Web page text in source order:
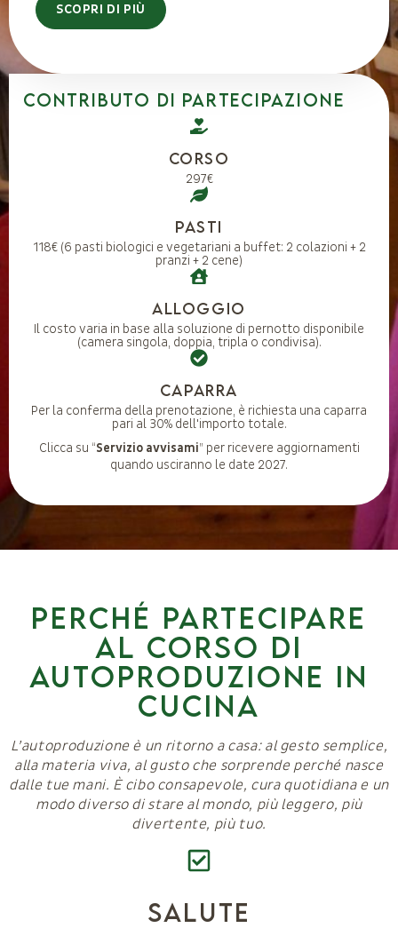
Contributo di partecipazione
Corso
297€
Pasti
118€ (6 pasti biologici e vegetariani a buffet: 2 colazioni + 2
pranzi + 2 cene)
Alloggio
Il costo varia in base alla soluzione di pernotto disponibile
(camera singola, doppia, tripla o condivisa).
CAPARRA
Per la conferma della prenotazione, è richiesta una caparra
pari al 30% dell'importo totale.
Clicca su “Servizio avvisami” per ricevere aggiornamenti
quando usciranno le date 2027.
SCOPRI DI PIÙ
Perché partecipare
al corso di
autoproduzione in
cucina
L’autoproduzione è un ritorno a casa: al gesto semplice,
alla materia viva, al gusto che sorprende perché nasce
dalle tue mani. È cibo consapevole, cura quotidiana e un
modo diverso di stare al mondo, più leggero, più
divertente, più tuo.
Salute